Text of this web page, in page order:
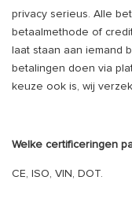
privacy serieus. Alle
betaalmethode of
laat staan ​​aan iemand
betalingen doen via
keuze ook is, wij
Welke certificeringen
CE, ISO, VIN, DOT.